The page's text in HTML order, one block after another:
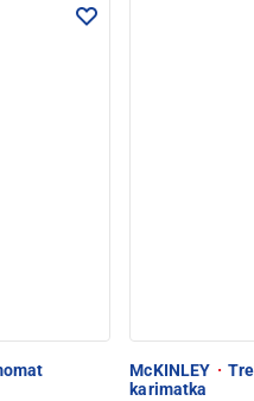
McKINLEY ·
karimatka